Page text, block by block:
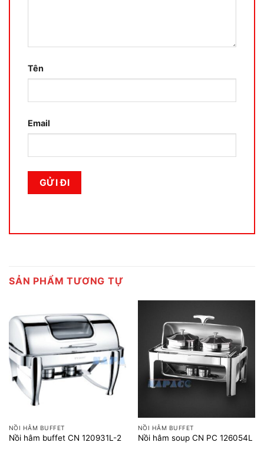
Tên
Email
SẢN PHẨM TƯƠNG TỰ
NỒI HÂM BUFFET
Nồi hâm buffet CN 120931L-2
NỒI HÂM BUFFET
Nồi hâm soup CN PC 126054L